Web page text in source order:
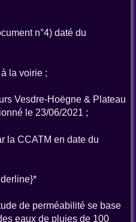
n°4) daté du
la voirie ;
Vesdre-Hoëgne & Plateau
le 23/06/2021 ;
la CCATM en date du
de perméabilité se base
eaux de pluies de 100